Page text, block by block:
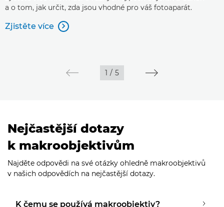
a o tom, jak určit, zda jsou vhodné pro váš fotoaparát.
Zjistěte více 
1 / 5
Nejčastější dotazy
k makroobjektivům
Najděte odpovědi na své otázky ohledně makroobjektivů
v našich odpovědích na nejčastější dotazy.
K čemu se používá makroobjektiv?